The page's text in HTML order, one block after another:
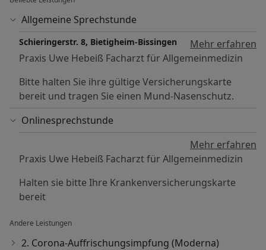
Allgemeine Sprechstunde
Schieringerstr. 8, Bietigheim-Bissingen
Mehr erfahren
Praxis Uwe Hebeiß Facharzt für Allgemeinmedizin
Bitte halten Sie ihre gültige Versicherungskarte
bereit und tragen Sie einen Mund-Nasenschutz.
Onlinesprechstunde
Mehr erfahren
Praxis Uwe Hebeiß Facharzt für Allgemeinmedizin
Halten sie bitte Ihre Krankenversicherungskarte
bereit
Andere Leistungen
2. Corona-Auffrischungsimpfung (Moderna)